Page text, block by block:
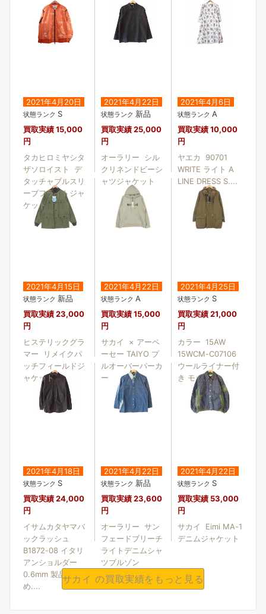
2021年4月20日
状態ランク S
買取実績15,000
円
タカヒロミヤシタ
ザソロイスト デ
タッチャブルスリ
ーブフライトジャ
ケット
2021年4月22日
状態ランク 新品
買取実績25,000
円
オーラリー シル
クリネンドビーシ
ャツジャケット
2021年4月6日
状態ランク A
買取実績10,000
円
ヤエカ 90701
WRITE ライト A
LINE DRESS S....
2021年4月15日
状態ランク 新品
買取実績23,000
円
ヒステリックグラ
マー リメイクパ
ッチフィールドジ
ャケット
2021年4月22日
状態ランク A
買取実績15,000
円
サカイ × アーペ
ーセー TAIYO プ
ルオーバーパーカ
ー
2021年4月25日
状態ランク S
買取実績21,000
円
カラー 15AW
15WCM-C07106
ウールライナー付
き モッ....
2021年4月18日
状態ランク S
買取実績24,000
円
イサムカタヤマバ
ックラッシュ
B1872-08 イタリ
アンショルダー
0.6mm 製品染
め....
2021年4月22日
状態ランク 新品
買取実績23,600
円
オーラリー サン
フェードブリーチ
ライトデニムシャ
ツブルゾン
2021年4月22日
状態ランク S
買取実績 53,000
円
サカイ Eimi MA-1
デニムジャケット
サカイ の買取実績をもっと見る